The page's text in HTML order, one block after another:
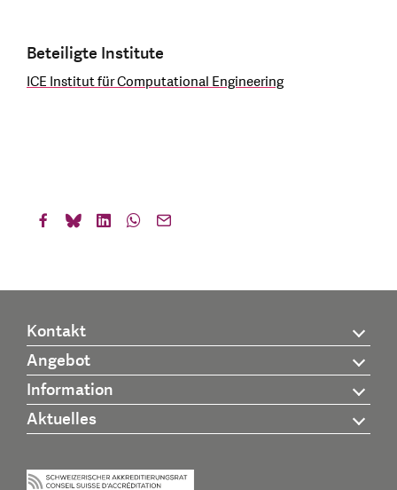
Beteiligte Institute
ICE Institut für Computational Engineering
Kontakt
Angebot
Information
Aktuelles